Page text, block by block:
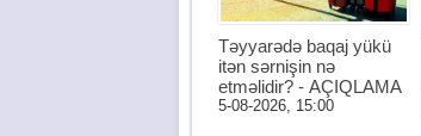
Təyyarədə baqaj yükü
itən sərnişin nə
etməlidir? - AÇIQLAMA
5-08-2026, 15:00